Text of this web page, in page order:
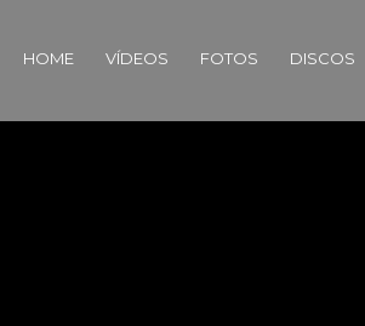
HOME VÍDEOS FOTOS DISCOS